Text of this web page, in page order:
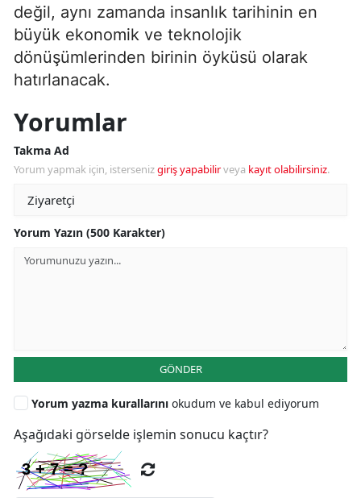
değil, aynı zamanda insanlık tarihinin en
büyük ekonomik ve teknolojik
dönüşümlerinden birinin öyküsü olarak
hatırlanacak.
Yorumlar
Takma Ad
Yorum yapmak için, istersenizgiriş yapabilirveya kayıt olabilirsiniz.
Yorum Yazın (500 Karakter)
GÖNDER
Yorum yazma kurallarını okudum ve kabul ediyorum
Aşağıdaki görselde işlemin sonucu kaçtır?